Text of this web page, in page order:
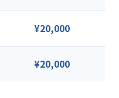
¥20,000
¥20,000